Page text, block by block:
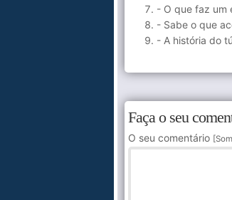
- O que faz um
- Sabe o que
- A história do
Faça o seu
O seu comentário